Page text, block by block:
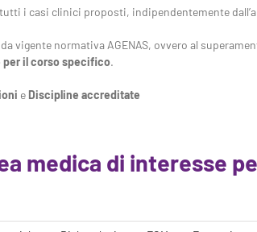
i casi clinici proposti, indipendentemente
vigente normativa AGENAS, ovvero al
il corso specifico.
e Discipline accreditate
medica di interesse